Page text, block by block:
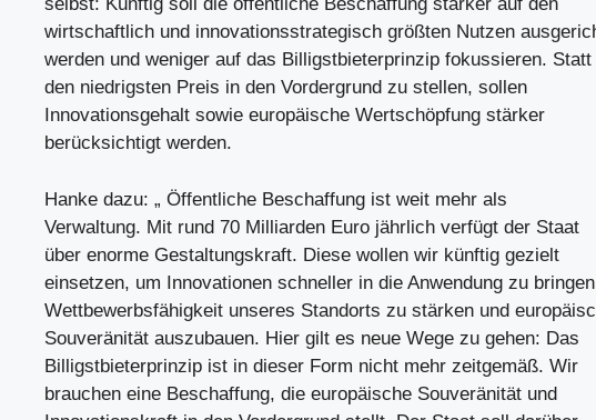
wirtschaftlich und innovationsstrategisch größten Nutzen
werden und weniger auf das Billigstbieterprinzip fokussieren. Statt
den niedrigsten Preis in den Vordergrund zu stellen, sollen
Innovationsgehalt sowie europäische Wertschöpfung stärker
berücksichtigt werden.
Hanke dazu: „ Öffentliche Beschaffung ist weit mehr als
Verwaltung. Mit rund 70 Milliarden Euro jährlich verfügt der Staat
über enorme Gestaltungskraft. Diese wollen wir künftig gezielt
einsetzen, um Innovationen schneller in die Anwendung zu
Wettbewerbsfähigkeit unseres Standorts zu stärken und
Souveränität auszubauen. Hier gilt es neue Wege zu gehen: Das
Billigstbieterprinzip ist in dieser Form nicht mehr zeitgemäß. Wir
brauchen eine Beschaffung, die europäische Souveränität und